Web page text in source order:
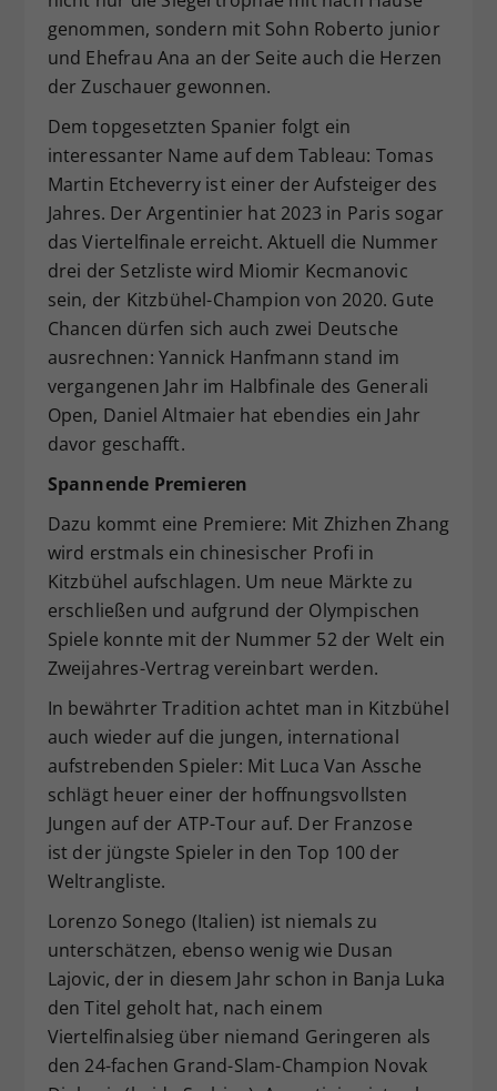
genommen, sondern mit Sohn Roberto junior
und Ehefrau Ana an der Seite auch die Herzen
der Zuschauer gewonnen.
Dem topgesetzten Spanier folgt ein
interessanter Name auf dem Tableau: Tomas
Martin Etcheverry ist einer der Aufsteiger des
Jahres. Der Argentinier hat 2023 in Paris sogar
das Viertelfinale erreicht. Aktuell die Nummer
drei der Setzliste wird Miomir Kecmanovic
sein, der Kitzbühel-Champion von 2020. Gute
Chancen dürfen sich auch zwei Deutsche
ausrechnen: Yannick Hanfmann stand im
vergangenen Jahr im Halbfinale des Generali
Open, Daniel Altmaier hat ebendies ein Jahr
davor geschafft.
Spannende Premieren
Dazu kommt eine Premiere: Mit Zhizhen Zhang
wird erstmals ein chinesischer Profi in
Kitzbühel aufschlagen. Um neue Märkte zu
erschließen und aufgrund der Olympischen
Spiele konnte mit der Nummer 52 der Welt ein
Zweijahres-Vertrag vereinbart werden.
In bewährter Tradition achtet man in Kitzbühel
auch wieder auf die jungen, international
aufstrebenden Spieler: Mit Luca Van Assche
schlägt heuer einer der hoffnungsvollsten
Jungen auf der ATP-Tour auf. Der Franzose
ist der jüngste Spieler in den Top 100 der
Weltrangliste.
Lorenzo Sonego (Italien) ist niemals zu
unterschätzen, ebenso wenig wie Dusan
Lajovic, der in diesem Jahr schon in Banja Luka
den Titel geholt hat, nach einem
Viertelfinalsieg über niemand Geringeren als
den 24-fachen Grand-Slam-Champion Novak